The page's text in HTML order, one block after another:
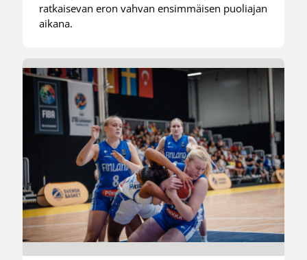
ratkaisevan eron vahvan ensimmäisen puoliajan
aikana.